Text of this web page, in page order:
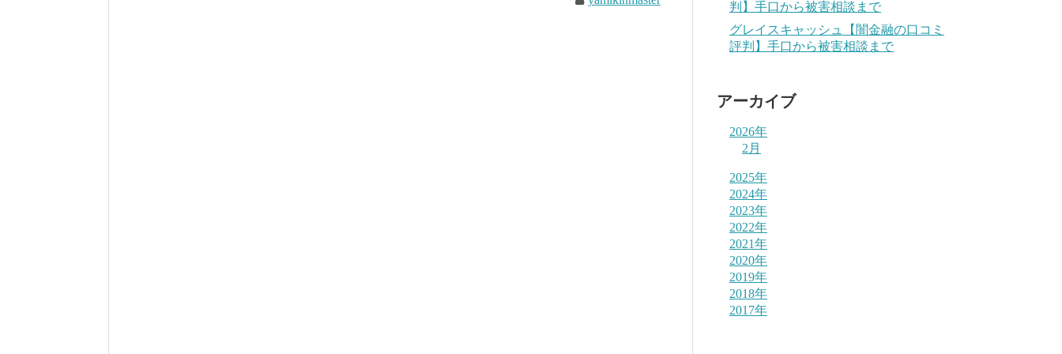
判】手口から被害相談まで
グレイスキャッシュ【闇金融の口コミ
評判】手口から被害相談まで
アーカイブ
2026年
2月
2025年
2024年
2023年
2022年
2021年
2020年
2019年
2018年
2017年